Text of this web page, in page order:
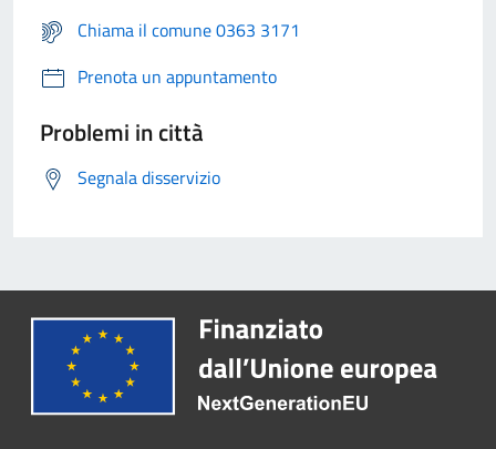
Chiama il comune 0363 3171
Prenota un appuntamento
Problemi in città
Segnala disservizio